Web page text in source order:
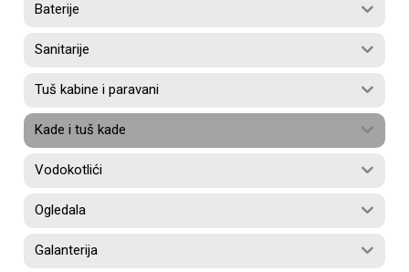
Baterije
Sanitarije
Tuš kabine i paravani
Kade i tuš kade
Vodokotlići
Ogledala
Galanterija